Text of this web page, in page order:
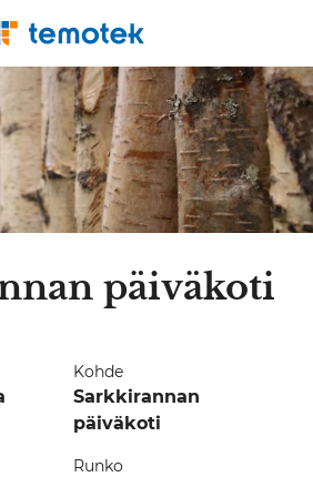
päiväkoti
Kohde
Sarkkirannan
päiväkoti
Runko